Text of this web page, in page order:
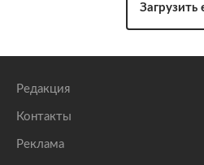
Загрузить
Редакция
Контакты
Реклама